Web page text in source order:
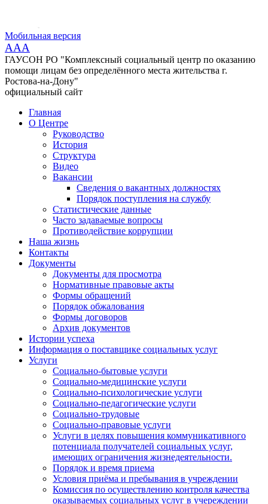
Мобильная версия
AAA
ГАУСОН РО "Комплексный социальный центр по оказанию
помощи лицам без определённого места жительства г.
Ростова-на-Дону"
официальный сайт
Главная
О Центре
Руководство
История
Структура
Видео
Вакансии
Сведения о вакантных должностях
Порядок поступления на службу
Статистические данные
Часто задаваемые вопросы
Противодействие коррупции
Наша жизнь
Контакты
Документы
Документы для просмотра
Нормативные правовые акты
Формы обращений
Порядок обжалования
Формы договоров
Архив документов
Истории успеха
Информация о поставщике социальных услуг
Услуги
Социально-бытовые услуги
Социально-медицинские услуги
Социально-психологические услуги
Социально-педагогические услуги
Социально-трудовые
Социально-правовые услуги
Услуги в целях повышения коммуникативного
потенциала получателей социальных услуг,
имеющих ограничения жизнедеятельности.
Порядок и время приема
Условия приёма и пребывания в учреждении
Комиссия по осуществлению контроля качества
оказываемых социальных услуг в учереждении